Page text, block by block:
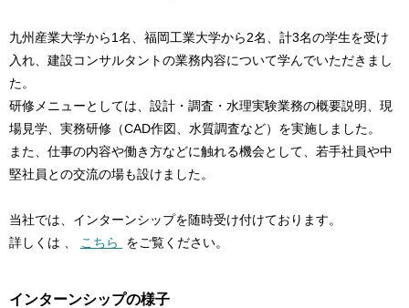
九州産業大学から1名、福岡工業大学から2名、計3名の学生を受け
入れ、建設コンサルタントの業務内容について学んでいただきまし
た。
研修メニューとしては、設計・調査・水理実験業務の概要説明、現
場見学、実務研修（CAD作図、水質調査など）を実施しました。
また、仕事の内容や働き方などに触れる機会として、若手社員や中
堅社員との交流の場も設けました。
当社では、インターンシップを随時受け付けております。
詳しくは 、
こちら をご覧ください。
インターンシップの様子